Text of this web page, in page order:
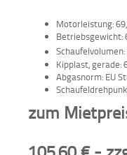
Aktionen
Angebote
Anfahrt
Motorleistung:
Betriebsgewicht:
Schaufelvolumen:
Kipplast, gerade:
Abgasnorm: EU
zum